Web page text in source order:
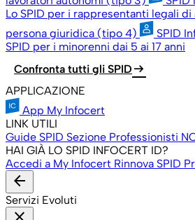
Lo SPID per i rappresentanti legali
persona giuridica (tipo 4)
SPID
SPID per i minorenni dai 5 ai 17 anni
Confronta tutti gli SPID arrow_right_alt
APPLICAZIONE
App My Infocert
LINK UTILI
Guide SPID Sezione Professionisti
HAI GIÀ LO SPID INFOCERT ID?
Accedi a My Infocert Rinnova SPID
arrow_back
Servizi Evoluti